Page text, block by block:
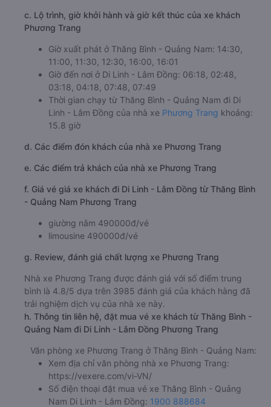
c. Lộ trình, giờ khởi hành và giờ kết thúc của xe khách
Phương Trang
Giờ xuất phát ở Thăng Bình - Quảng Nam: 14:30,
11:00, 11:30, 12:30, 16:00, 16:01
Giờ đến nơi ở Di Linh - Lâm Đồng: 06:18, 02:48,
03:18, 04:18, 07:48, 07:49
Thời gian chạy từ Thăng Bình - Quảng Nam đi Di
Linh - Lâm Đồng của nhà xe Phương Trang khoảng:
15.8 giờ
d. Các điểm đón khách của nhà xe Phương Trang
e. Các điểm trả khách của nhà xe Phương Trang
f. Giá vé giá xe khách đi Di Linh - Lâm Đồng từ Thăng Bình
- Quảng Nam Phương Trang
giường nằm 490000đ/vé
limousine 490000đ/vé
g. Review, đánh giá chất lượng xe Phương Trang
Nhà xe Phương Trang được đánh giá với số điểm trung
bình là 4.8/5 dựa trên 3985 đánh giá của khách hàng đã
trải nghiệm dịch vụ của nhà xe này.
h. Thông tin liên hệ, đặt mua vé xe khách từ Thăng Bình -
Quảng Nam đi Di Linh - Lâm Đồng Phương Trang
Văn phòng xe Phương Trang ở Thăng Bình - Quảng Nam:
Xem địa chỉ văn phòng nhà xe Phương Trang:
https://vexere.com/vi-VN/
Số điện thoại đặt mua vé xe Thăng Bình - Quảng
Nam Di Linh - Lâm Đồng: 1900 888684